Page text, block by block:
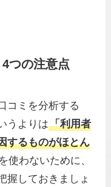
つの注意点
コミを分析する
うよりは「利用者
するものがほとん
使わないために、
握しておきましょ